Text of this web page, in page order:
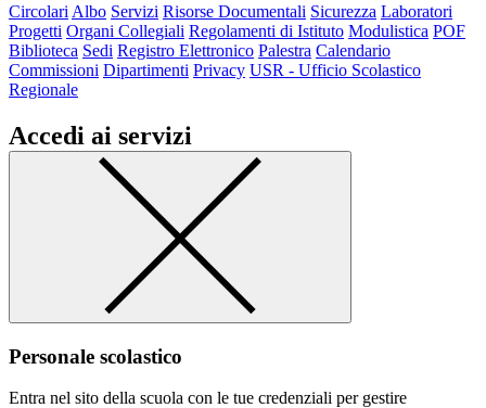
Circolari Albo Servizi Risorse Documentali Sicurezza Laboratori
Progetti Organi Collegiali Regolamenti di Istituto Modulistica POF
Biblioteca Sedi Registro Elettronico Palestra Calendario
Commissioni Dipartimenti Privacy USR - Ufficio Scolastico
Regionale
Accedi ai servizi
Personale scolastico
Entra nel sito della scuola con le tue credenziali per gestire